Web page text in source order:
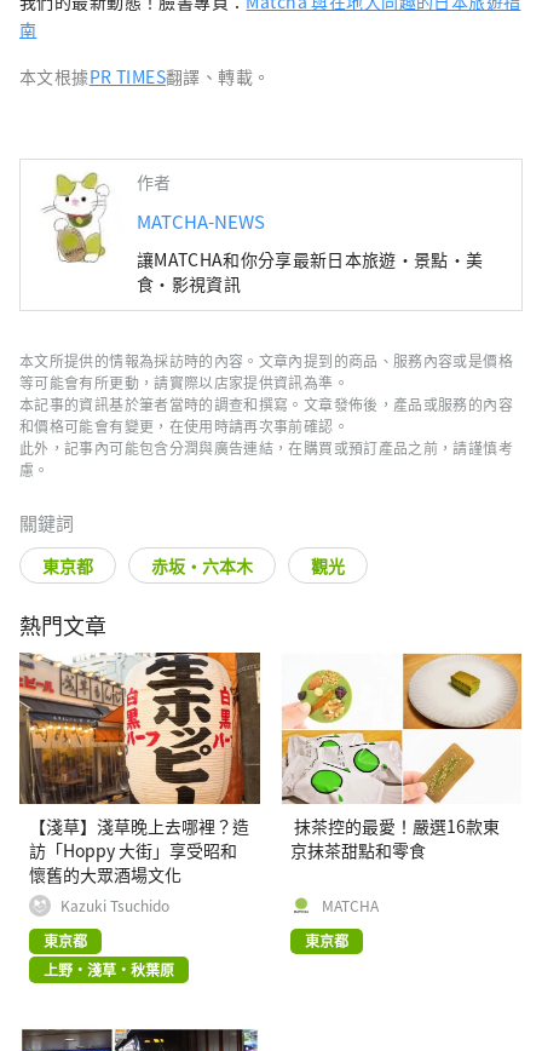
南
本文根據PR TIMES翻譯、轉載。
作者
MATCHA-NEWS
讓MATCHA和你分享最新日本旅遊・景點・美
食・影視資訊
本文所提供的情報為採訪時的內容。文章內提到的商品、服務內容或是價格
等可能會有所更動，請實際以店家提供資訊為準。
本記事的資訊基於筆者當時的調查和撰寫。文章發佈後，產品或服務的內容
和價格可能會有變更，在使用時請再次事前確認。
此外，記事內可能包含分潤與廣告連結，在購買或預訂產品之前，請謹慎考
慮。
關鍵詞
東京都 赤坂・六本木 觀光
熱門文章
【淺草】淺草晚上去哪裡？造
訪「Hoppy 大街」享受昭和
懷舊的大眾酒場文化
Kazuki Tsuchido
東京都
上野・淺草・秋葉原
抹茶控的最愛！嚴選16款東
京抹茶甜點和零食
MATCHA
東京都